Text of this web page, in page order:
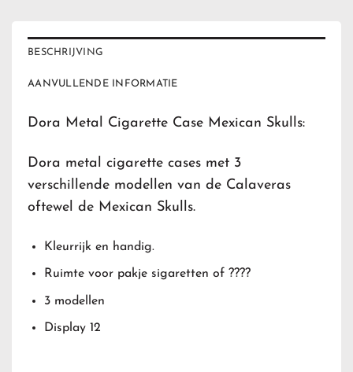
BESCHRIJVING
AANVULLENDE INFORMATIE
Dora Metal Cigarette Case Mexican Skulls:
Dora metal cigarette cases met 3
verschillende modellen van de Calaveras
oftewel de Mexican Skulls.
Kleurrijk en handig.
Ruimte voor pakje sigaretten of ????
3 modellen
Display 12